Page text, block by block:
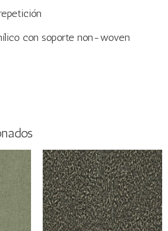
con soporte non-woven